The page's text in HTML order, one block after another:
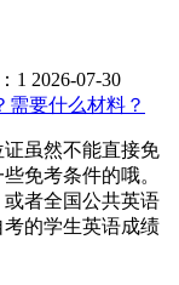
1 2026-07-30
需要什么材料？
虽然不能直接免
免考条件的哦。
者全国公共英语
的学生英语成绩